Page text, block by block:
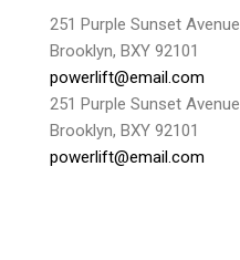
251 Purple Sunset Avenue
Brooklyn, BXY 92101
powerlift@email.com
251 Purple Sunset Avenue
Brooklyn, BXY 92101
powerlift@email.com